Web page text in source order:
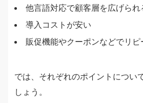
他言語対応で顧客層を広げられ
導入コストが安い
販促機能やクーポンなどでリ
では、それぞれのポイントについ
しょう。